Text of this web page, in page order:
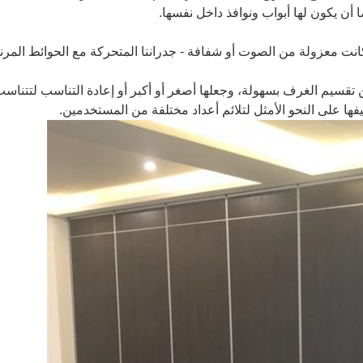
معزولة من الصوت أو شفافة - جدراننا المتحركة مع الحوائط
الغرف بسهولة، وجعلها أصغر أو أكبر أو إعادة التناسب
على النحو الأمثل لتلائم أعداد مختلفة من المستخدمين.